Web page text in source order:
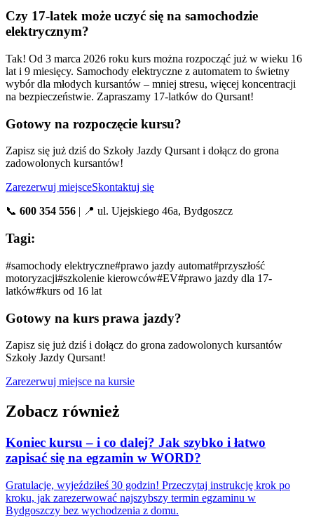
Czy 17-latek może uczyć się na samochodzie
elektrycznym?
Tak! Od 3 marca 2026 roku kurs można rozpocząć już w wieku 16
lat i 9 miesięcy. Samochody elektryczne z automatem to świetny
wybór dla młodych kursantów – mniej stresu, więcej koncentracji
na bezpieczeństwie. Zapraszamy 17-latków do Qursant!
Gotowy na rozpoczęcie kursu?
Zapisz się już dziś do Szkoły Jazdy Qursant i dołącz do grona
zadowolonych kursantów!
Zarezerwuj miejsceSkontaktuj się
📞 600 354 556 | 📍 ul. Ujejskiego 46a, Bydgoszcz
Tagi:
#samochody elektryczne#prawo jazdy automat#przyszłość
motoryzacji#szkolenie kierowców#EV#prawo jazdy dla 17-
latków#kurs od 16 lat
Gotowy na kurs prawa jazdy?
Zapisz się już dziś i dołącz do grona zadowolonych kursantów
Szkoły Jazdy Qursant!
Zarezerwuj miejsce na kursie
Zobacz również
Koniec kursu – i co dalej? Jak szybko i łatwo
zapisać się na egzamin w WORD?
Gratulacje, wyjeździłeś 30 godzin! Przeczytaj instrukcję krok po
kroku, jak zarezerwować najszybszy termin egzaminu w
Bydgoszczy bez wychodzenia z domu.